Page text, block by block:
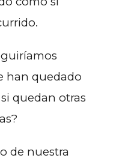
han quedado
quedan otras
de nuestra